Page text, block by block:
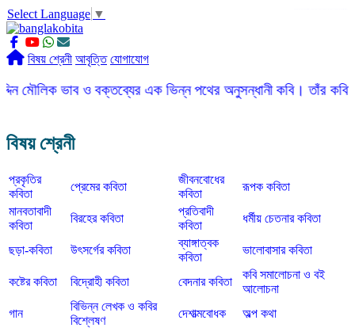
Select Language ▼
বিষয় শ্রেনী আবৃত্তি যোগাযোগ
ভাব ও বক্তব্যের এক ভিন্ন পথের অনুসন্ধানী কবি।
বিষয় শ্রেনী
প্রকৃতির
কবিতা
প্রেমের কবিতা
জীবনবোধের
কবিতা
রূপক কবিতা
মানবতাবাদী
কবিতা
বিরহের কবিতা
প্রতিবাদী
কবিতা
ধর্মীয় চেতনার কবিতা
ছড়া-কবিতা উৎসর্গের কবিতা
ব্যাঙ্গাত্বক
কবিতা
ভালোবাসার কবিতা
কষ্টের কবিতা বিদ্রোহী কবিতা বেদনার কবিতা
কবি সমালোচনা ও বই
আলোচনা
গান
বিভিন্ন লেখক ও কবির
বিশ্লেষণ
দেশাত্মবোধক অল্প কথা